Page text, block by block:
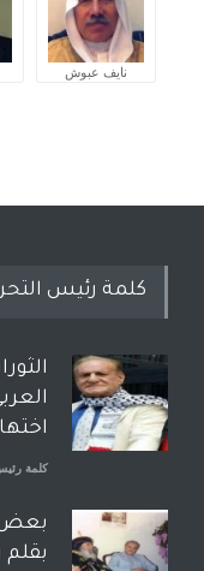
نايف عبوش
كلمة رئيس
كلمة
بعض
بقلم